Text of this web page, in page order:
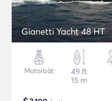
Gianetti Yacht 48 HT
Motorbåt
49 ft
15 m